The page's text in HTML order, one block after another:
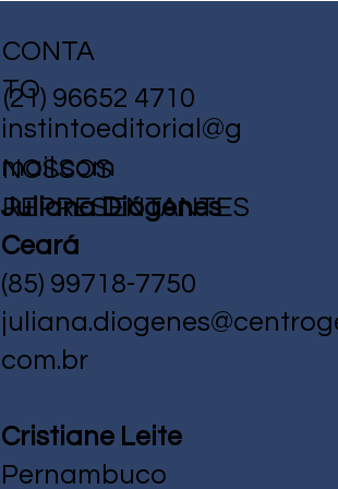
CONTA
TO
(21) 96652 4710
instintoeditorial@g
mail.com
NOSSOS
REPRESENTANTES
Juliana Diógenes
Ceará
(85) 99718-7750
com.br
Cristiane Leite
Pernambuco